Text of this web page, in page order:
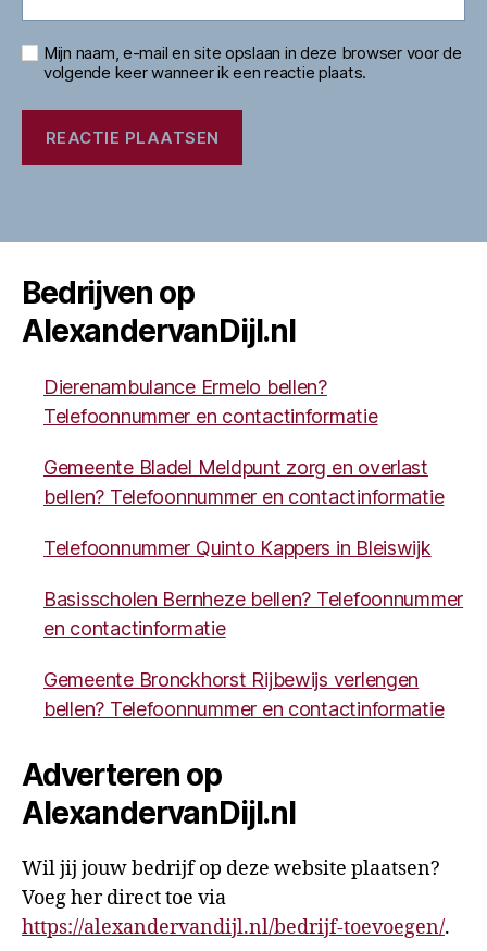
Mijn naam, e-mail en site opslaan in deze browser voor de
volgende keer wanneer ik een reactie plaats.
Bedrijven op
AlexandervanDijl.nl
Dierenambulance Ermelo bellen?
Telefoonnummer en contactinformatie
Gemeente Bladel Meldpunt zorg en overlast
bellen? Telefoonnummer en contactinformatie
Telefoonnummer Quinto Kappers in Bleiswijk
Basisscholen Bernheze bellen? Telefoonnummer
en contactinformatie
Gemeente Bronckhorst Rijbewijs verlengen
bellen? Telefoonnummer en contactinformatie
Adverteren op
AlexandervanDijl.nl
Wil jij jouw bedrijf op deze website plaatsen?
Voeg her direct toe via
https://alexandervandijl.nl/bedrijf-toevoegen/.